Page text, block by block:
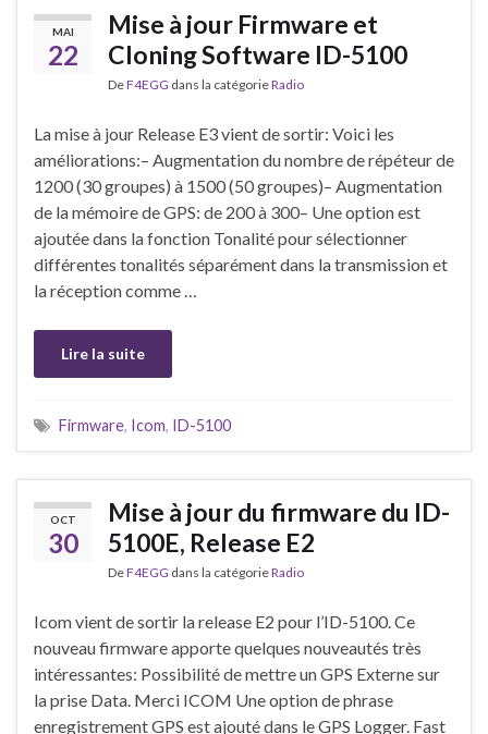
MAI
22
Mise à jour Firmware et
Cloning Software ID-5100
DeF4EGG dans la catégorieRadio
La mise à jour Release E3 vient de sortir: Voici les
améliorations:– Augmentation du nombre de répéteur de
1200 (30 groupes) à 1500 (50 groupes)– Augmentation
de la mémoire de GPS: de 200 à 300– Une option est
ajoutée dans la fonction Tonalité pour sélectionner
différentes tonalités séparément dans la transmission et
la réception comme …
Lire la suite
Firmware, Icom, ID-5100
OCT
30
Mise à jour du firmware du ID-
5100E, Release E2
DeF4EGG dans la catégorieRadio
Icom vient de sortir la release E2 pour l’ID-5100. Ce
nouveau firmware apporte quelques nouveautés très
intéressantes: Possibilité de mettre un GPS Externe sur
la prise Data. Merci ICOM Une option de phrase
enregistrement GPS est ajouté dans le GPS Logger. Fast